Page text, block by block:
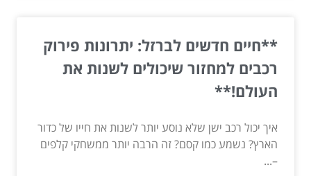
**חיים חדשים לברזל: יתרונות פירוק
רכבים למחזור שיכולים לשנות את
העולם!**
איך יכול רכב ישן שלא נוסע יותר לשנות את חייו של כדור
הארץ? נשמע כמו קסם? זה הרבה יותר ממשחקי קלפים
–...